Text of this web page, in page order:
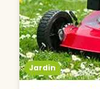
Jardin